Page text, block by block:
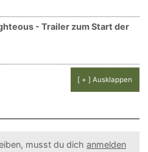
- Trailer zum Start der
[ + ] Ausklappen
musst du dich anmelden